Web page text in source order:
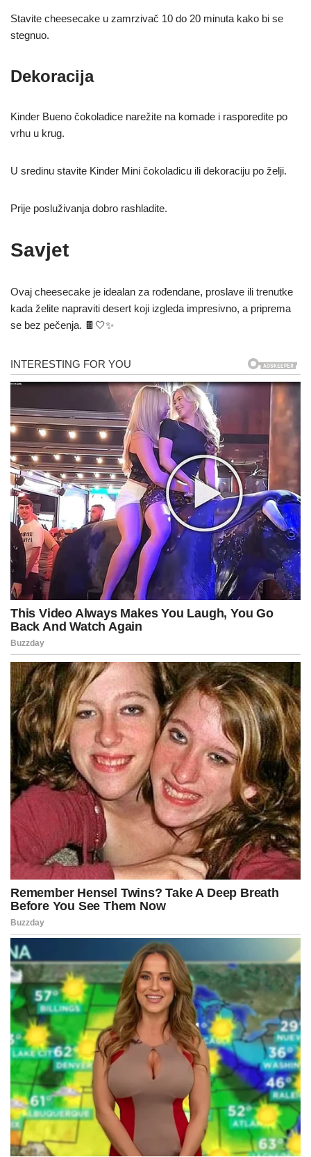
Stavite cheesecake u zamrzivač 10 do 20 minuta kako bi se
stegnuo.
Dekoracija
Kinder Bueno čokoladice narežite na komade i rasporedite po
vrhu u krug.
U sredinu stavite Kinder Mini čokoladicu ili dekoraciju po želji.
Prije posluživanja dobro rashladite.
Savjet
Ovaj cheesecake je idealan za rođendane, proslave ili trenutke
kada želite napraviti desert koji izgleda impresivno, a priprema
se bez pečenja. 🍫🤍✨